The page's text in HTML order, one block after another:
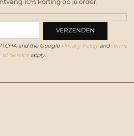
and the Google Privacy Policyand Terms
of Service apply.